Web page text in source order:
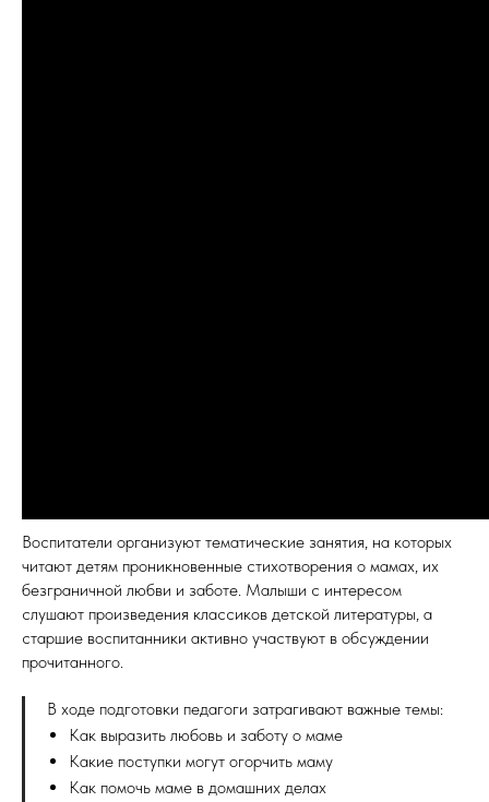
Воспитатели организуют тематические занятия, на которых
читают детям проникновенные стихотворения о мамах, их
безграничной любви и заботе. Малыши с интересом
слушают произведения классиков детской литературы, а
старшие воспитанники активно участвуют в обсуждении
прочитанного.
В ходе подготовки педагоги затрагивают важные темы:
Как выразить любовь и заботу о маме
Какие поступки могут огорчить маму
Как помочь маме в домашних делах